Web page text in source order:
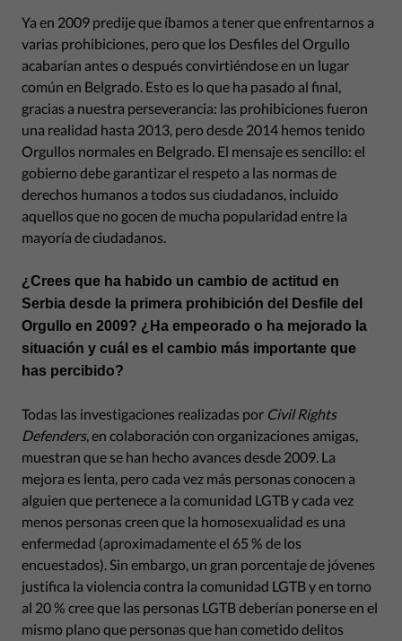
Ya en 2009 predije que íbamos a tener que enfrentarnos a
varias prohibiciones, pero que los Desfiles del Orgullo
acabarían antes o después convirtiéndose en un lugar
común en Belgrado. Esto es lo que ha pasado al final,
gracias a nuestra perseverancia: las prohibiciones fueron
una realidad hasta 2013, pero desde 2014 hemos tenido
Orgullos normales en Belgrado. El mensaje es sencillo: el
gobierno debe garantizar el respeto a las normas de
derechos humanos a todos sus ciudadanos, incluido
aquellos que no gocen de mucha popularidad entre la
mayoría de ciudadanos.
¿Crees que ha habido un cambio de actitud en
Serbia desde la primera prohibición del Desfile del
Orgullo en 2009? ¿Ha empeorado o ha mejorado la
situación y cuál es el cambio más importante que
has percibido?
Todas las investigaciones realizadas por Civil Rights
Defenders, en colaboración con organizaciones amigas,
muestran que se han hecho avances desde 2009. La
mejora es lenta, pero cada vez más personas conocen a
alguien que pertenece a la comunidad LGTB y cada vez
menos personas creen que la homosexualidad es una
enfermedad (aproximadamente el 65 % de los
encuestados). Sin embargo, un gran porcentaje de jóvenes
justifica la violencia contra la comunidad LGTB y en torno
al 20 % cree que las personas LGTB deberían ponerse en el
mismo plano que personas que han cometido delitos